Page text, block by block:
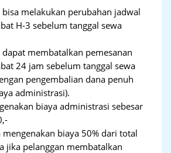
bisa melakukan perubahan jadwal
H-3 sebelum tanggal sewa
dapat membatalkan pemesanan
24 jam sebelum tanggal sewa
pengembalian dana penuh
administrasi).
biaya administrasi sebesar
mengenakan biaya 50% dari total
jika pelanggan membatalkan